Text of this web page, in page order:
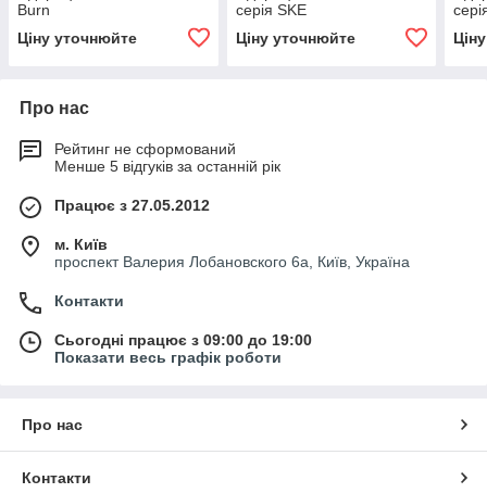
Burn
Ціну уточнюйте
серія SKE
Ціну уточнюйте
Про нас
Рейтинг не сформований
Менше 5 відгуків за останній рік
Працює з 27.05.2012
м. Київ
проспект Валерия Лобановского 6а, Київ, Україна
Контакти
Сьогодні працює з 09:00 до 19:00
Показати весь графік роботи
Про нас
Контакти